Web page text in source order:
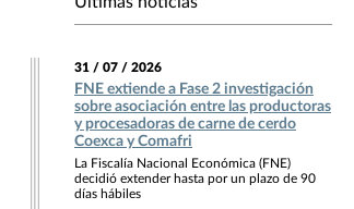
31 / 07 / 2026
FNE extiende a Fase 2 investigación
sobre asociación entre las productoras
y procesadoras de carne de cerdo
Coexca y Comafri
La Fiscalía Nacional Económica (FNE)
decidió extender hasta por un plazo de 90
días hábiles